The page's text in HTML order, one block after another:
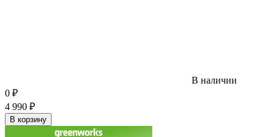
В наличии
0 ₽
4 990 ₽
В корзину